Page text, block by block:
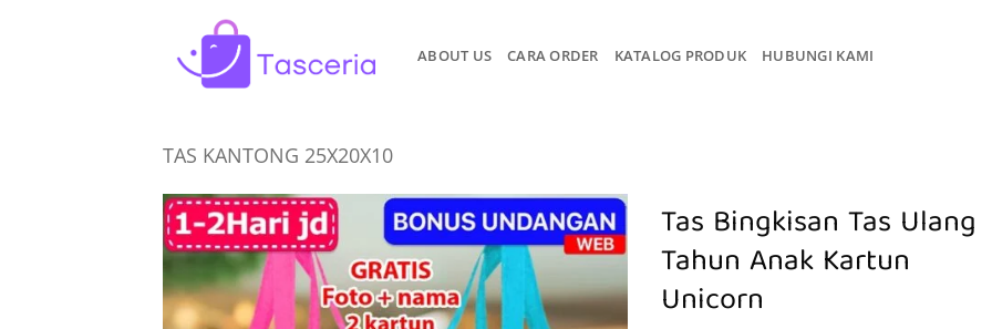
ABOUT US CARA ORDER KATALOG PRODUK HUBUNGI KAMI
TAS KANTONG 25X20X10
Tas Bingkisan Tas Ulang
Tahun Anak Kartun
Unicorn